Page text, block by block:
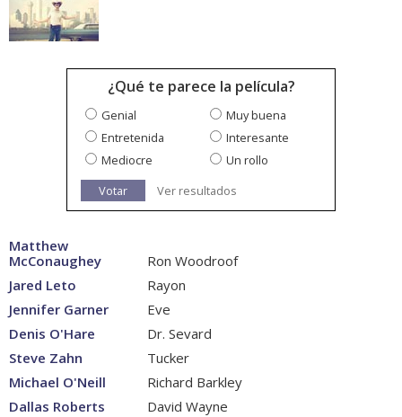
¿Qué te parece la película?
Genial
Muy buena
Entretenida
Interesante
Mediocre
Un rollo
Votar
Ver resultados
Matthew
McConaughey
Ron Woodroof
Jared Leto
Rayon
Jennifer Garner
Eve
Denis O'Hare
Dr. Sevard
Steve Zahn
Tucker
Michael O'Neill
Richard Barkley
Dallas Roberts
David Wayne